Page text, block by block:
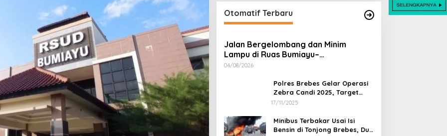
Otomatif Terbaru
Jalan Bergelombang dan Minim
Lampu di Ruas Bumiayu–
Bantarkawung Telan Korban, Innova
04/08/2026
Polres Brebes Gelar Operasi
Zebra Candi 2025, Target
Turunkan Kecelakaan dan
17/11/2025
Minibus Terbakar Usai Isi
Bensin di Tonjong Brebes, Dua